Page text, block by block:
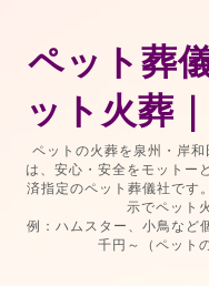
ペット葬
ット火葬
ペットの火葬を泉州・岸
は、安心・安全をモットー
済指定のペット葬儀社です
示でペット
例：ハムスター、小鳥など
千円～（ペット